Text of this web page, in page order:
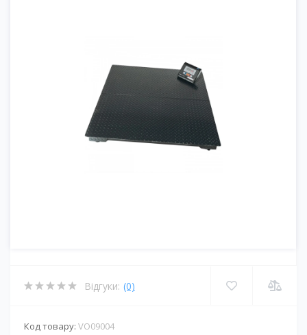
Відгуки: (0)
Код товару: VO09004